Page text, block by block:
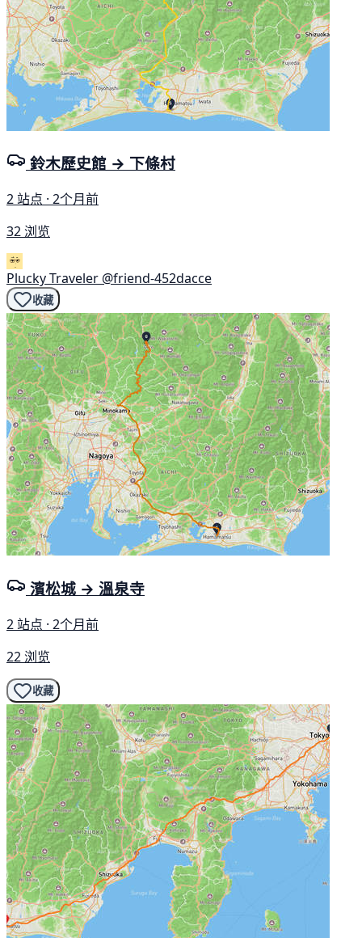
鈴木歷史館 → 下條村
2 站点 · 2个月前
32 浏览
Plucky Traveler @friend-452dacce
收藏
濱松城 → 溫泉寺
2 站点 · 2个月前
22 浏览
收藏